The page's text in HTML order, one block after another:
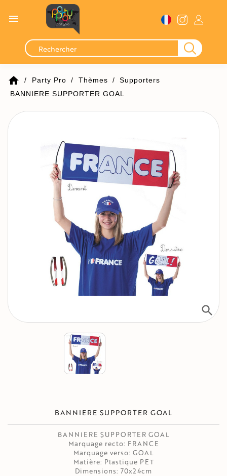

home Party Pro Thèmes
Supporters
BANNIERE SUPPORTER GOAL
search
BANNIERE SUPPORTER GOAL
BANNIERE SUPPORTER GOAL
Marquage recto: FRANCE
Marquage verso: GOAL
Matière: Plastique PET
Dimensions: 70x24cm